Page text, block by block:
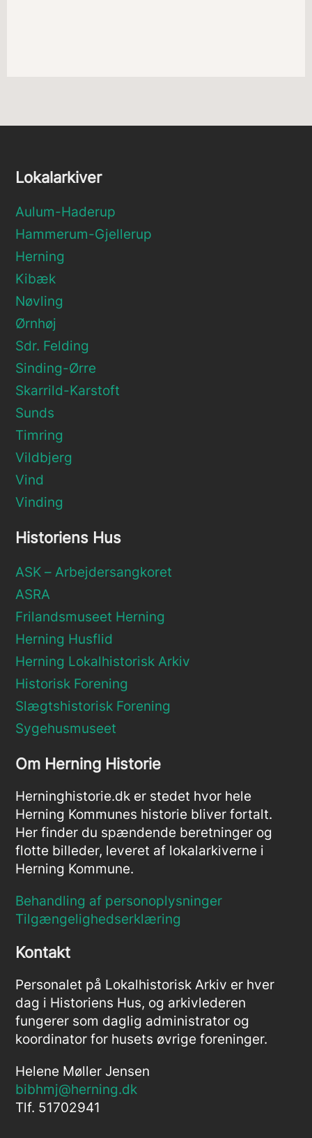
Lokalarkiver
Aulum-Haderup
Hammerum-Gjellerup
Herning
Kibæk
Nøvling
Ørnhøj
Sdr. Felding
Sinding-Ørre
Skarrild-Karstoft
Sunds
Timring
Vildbjerg
Vind
Vinding
Historiens Hus
ASK – Arbejdersangkoret
ASRA
Frilandsmuseet Herning
Herning Husflid
Herning Lokalhistorisk Arkiv
Historisk Forening
Slægtshistorisk Forening
Sygehusmuseet
Om Herning Historie
Herninghistorie.dk er stedet hvor hele
Herning Kommunes historie bliver fortalt.
Her finder du spændende beretninger og
flotte billeder, leveret af lokalarkiverne i
Herning Kommune.
Behandling af personoplysninger
Tilgængelighedserklæring
Kontakt
Personalet på Lokalhistorisk Arkiv er hver
dag i Historiens Hus, og arkivlederen
fungerer som daglig administrator og
koordinator for husets øvrige foreninger.
Helene Møller Jensen
bibhmj@herning.dk
Tlf. 51702941